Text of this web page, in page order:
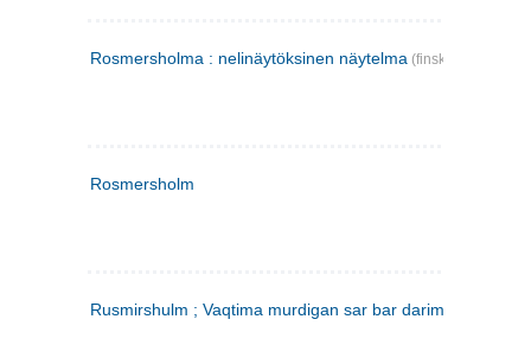
Rosmersholma : nelinäytöksinen näytelma (finsk)
Rosmersholm
Rusmirshulm ; Vaqtima murdigan sar bar darim